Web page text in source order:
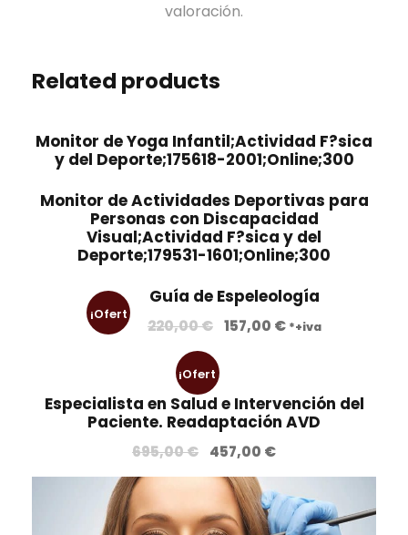
valoración.
Related products
Monitor de Yoga Infantil;Actividad F?sica
y del Deporte;175618-2001;Online;300
Monitor de Actividades Deportivas para
Personas con Discapacidad
Visual;Actividad F?sica y del
Deporte;179531-1601;Online;300
¡Ofert
Guía de Espeleología
220,00€ E
e
i
o
o
r
157,00 €E
e
a
c
*+iva
¡Ofert
a!
Especialista en Salud e Intervención del
Paciente. Readaptación AVD
695,00€
E
l
r
457,00 €E
l
p
r